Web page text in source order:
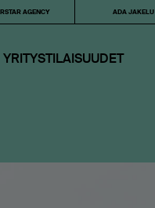
AGENCY ADA JAKELU
YRITYSTILAISUUDET